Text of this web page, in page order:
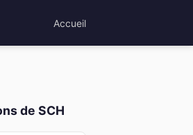
Accueil
de SCH